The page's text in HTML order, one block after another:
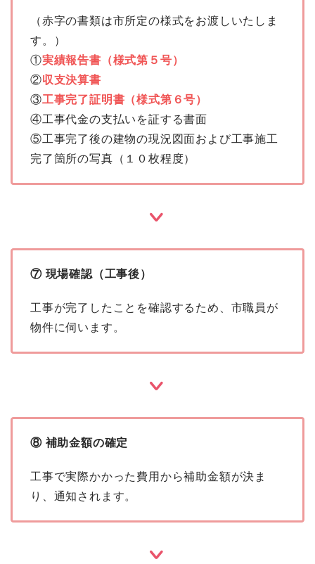
（赤字の書類は市所定の様式をお渡しいたしま
す。）
①実績報告書（様式第５号）
②収支決算書
③工事完了証明書（様式第６号）
④工事代金の支払いを証する書面
⑤工事完了後の建物の現況図面および工事施工
完了箇所の写真（１０枚程度）
⑦ 現場確認（工事後）
工事が完了したことを確認するため、市職員が
物件に伺います。
⑧ 補助金額の確定
工事で実際かかった費用から補助金額が決ま
り、通知されます。